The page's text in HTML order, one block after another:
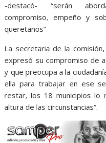
-destacó- “serán
compromiso, empeño y
queretanos”
La secretaria de la
expresó su compromiso de
y que preocupa a la
ella para trabajar en ese
restar, los 18 municipios lo
altura de las circunstancias”.